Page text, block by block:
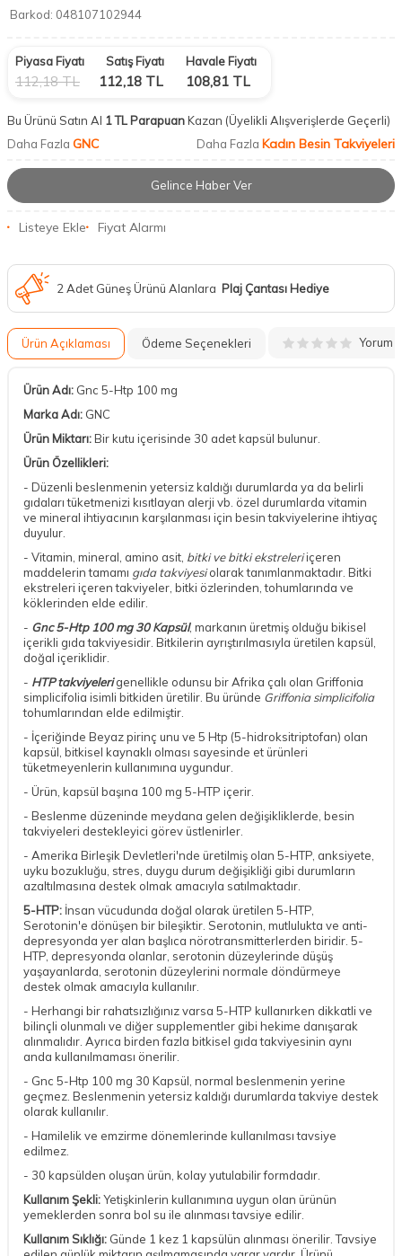
Barkod: 048107102944
Piyasa Fiyatı
112,18TL
Satış Fiyatı
112,18 TL
Havale Fiyatı
108,81 TL
Bu Ürünü Satın Al 1 TL ParapuanKazan (Üyelikli Alışverişlerde Geçerli)
Daha Fazla GNC Daha Fazla Kadın Besin Takviyeleri
Gelince Haber Ver
Listeye Ekle Fiyat Alarmı
2 Adet Güneş Ürünü Alanlara Plaj Çantası Hediye
Ürün Açıklaması Ödeme Seçenekleri Yorum
Ürün Adı: Gnc 5-Htp 100 mg
Marka Adı: GNC
Ürün Miktarı:Bir kutu içerisinde 30 adet kapsül bulunur.
Ürün Özellikleri:
- Düzenli beslenmenin yetersiz kaldığı durumlarda ya da belirli
gıdaları tüketmenizi kısıtlayan alerji vb. özel durumlarda vitamin
ve mineral ihtiyacının karşılanması için besin takviyelerine ihtiyaç
duyulur.
- Vitamin, mineral, amino asit, bitki ve bitki ekstreleriiçeren
maddelerin tamamı gıda takviyesiolarak tanımlanmaktadır. Bitki
ekstreleri içeren takviyeler, bitki özlerinden, tohumlarında ve
köklerinden elde edilir.
- Gnc 5-Htp 100 mg 30 Kapsül, markanın üretmiş olduğu bikisel
içerikli gıda takviyesidir. Bitkilerin ayrıştırılmasıyla üretilen kapsül,
doğal içeriklidir.
- HTP takviyelerigenellikle odunsu bir Afrika çalı olan Griffonia
simplicifolia isimli bitkiden üretilir. Bu üründe Griffonia simplicifolia
tohumlarından elde edilmiştir.
- İçeriğinde Beyaz pirinç unu ve 5 Htp (5-hidroksitriptofan) olan
kapsül, bitkisel kaynaklı olması sayesinde et ürünleri
tüketmeyenlerin kullanımına uygundur.
- Ürün, kapsül başına 100 mg 5-HTP içerir.
- Beslenme düzeninde meydana gelen değişikliklerde, besin
takviyeleri destekleyici görev üstlenirler.
- Amerika Birleşik Devletleri'nde üretilmiş olan 5-HTP, anksiyete,
uyku bozukluğu, stres, duygu durum değişikliği gibi durumların
azaltılmasına destek olmak amacıyla satılmaktadır.
5-HTP: İnsan vücudunda doğal olarak üretilen 5-HTP,
Serotonin'e dönüşen bir bileşiktir. Serotonin, mutlulukta ve anti-
depresyonda yer alan başlıca nörotransmitterlerden biridir. 5-
HTP, depresyonda olanlar, serotonin düzeylerinde düşüş
yaşayanlarda, serotonin düzeylerini normale döndürmeye
destek olmak amacıyla kullanılır.
- Herhangi bir rahatsızlığınız varsa 5-HTP kullanırken dikkatli ve
bilinçli olunmalı ve diğer supplementler gibi hekime danışarak
alınmalıdır. Ayrıca birden fazla bitkisel gıda takviyesinin aynı
anda kullanılmaması önerilir.
- Gnc 5-Htp 100 mg 30 Kapsül, normal beslenmenin yerine
geçmez. Beslenmenin yetersiz kaldığı durumlarda takviye destek
olarak kullanılır.
- Hamilelik ve emzirme dönemlerinde kullanılması tavsiye
edilmez.
- 30 kapsülden oluşan ürün, kolay yutulabilir formdadır.
Kullanım Şekli:Yetişkinlerin kullanımına uygun olan ürünün
yemeklerden sonra bol su ile alınması tavsiye edilir.
Kullanım Sıklığı: Günde 1 kez 1 kapsülün alınması önerilir. Tavsiye